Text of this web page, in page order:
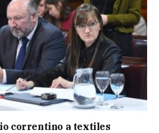
correntino a textiles